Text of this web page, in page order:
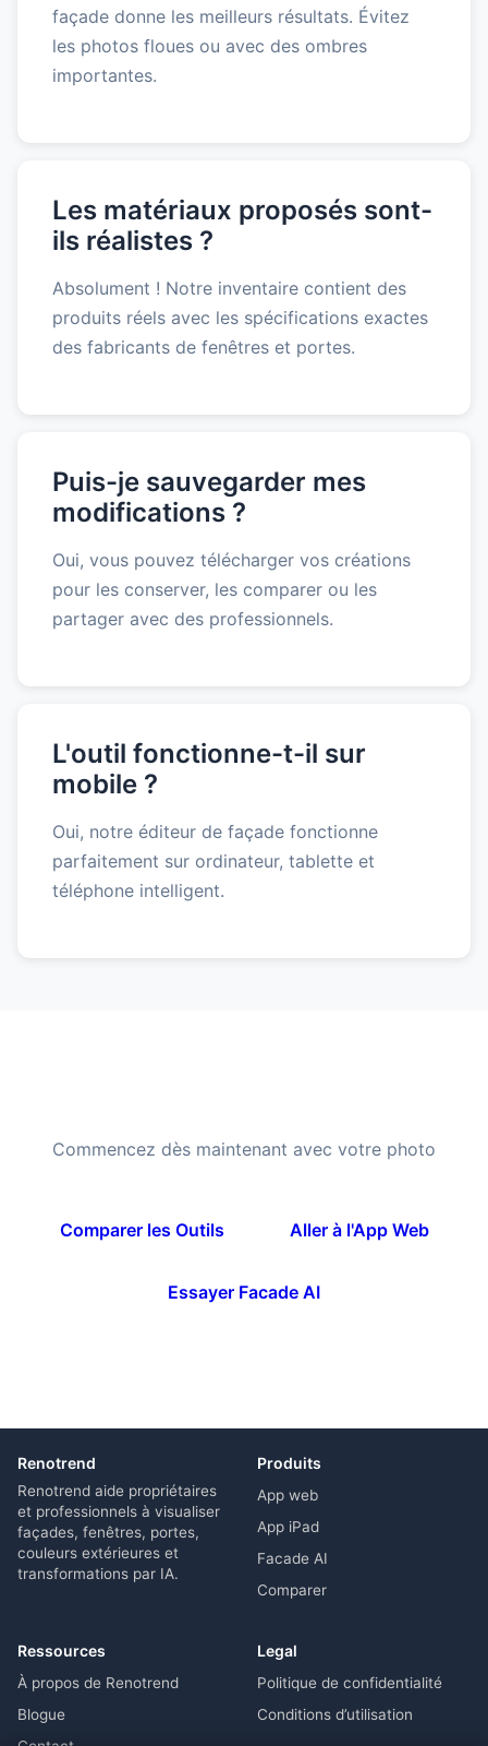
façade donne les meilleurs résultats. Évitez
les photos floues ou avec des ombres
importantes.
Les matériaux proposés sont-
ils réalistes ?
Absolument ! Notre inventaire contient des
produits réels avec les spécifications exactes
des fabricants de fenêtres et portes.
Puis-je sauvegarder mes
modifications ?
Oui, vous pouvez télécharger vos créations
pour les conserver, les comparer ou les
partager avec des professionnels.
L'outil fonctionne-t-il sur
mobile ?
Oui, notre éditeur de façade fonctionne
parfaitement sur ordinateur, tablette et
téléphone intelligent.
Commencez dès maintenant avec votre photo
Comparer les Outils Aller à l'App Web
Essayer Facade AI
Renotrend
Renotrend aide propriétaires
et professionnels à visualiser
façades, fenêtres, portes,
couleurs extérieures et
transformations par IA.
Produits
App web
App iPad
Facade AI
Comparer
Ressources
À propos de Renotrend
Blogue
Legal
Politique de confidentialité
Conditions d’utilisation